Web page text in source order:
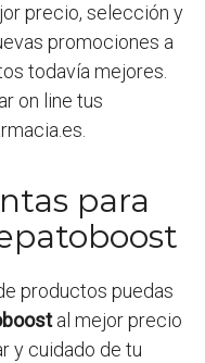
precio, selección y
promociones a
todavía mejores.
on line tus
para
productos puedas
al mejor precio
y cuidado de tu